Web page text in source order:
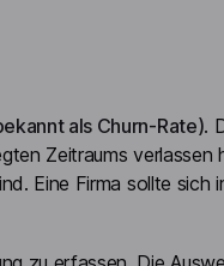
als Churn-Rate).
Zeitraums verlassen
Eine Firma sollte sich